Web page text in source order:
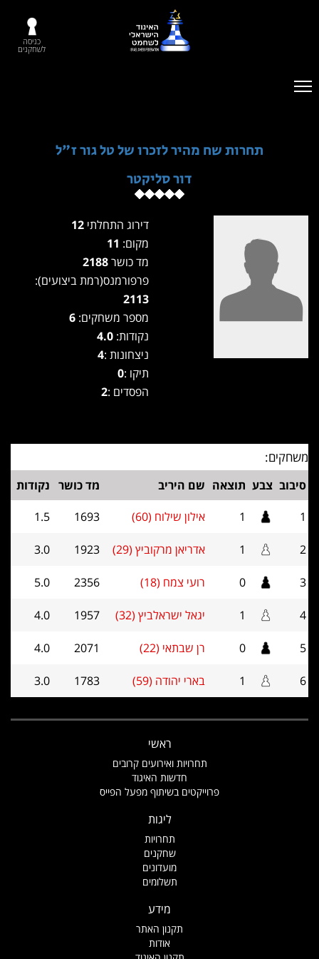
כניסה
לשחקנים
תחרות שח מהיר לזכרו של טל גור ז"ל
דור סליקטר
דירוג התחלתי
מקום:
מד כושר
פרפורמנס(רמת ביצועים):
2113
מספר משחקים:
נקודות: 4.0
ניצחונות :4
תיקו :0
הפסדים :2
משחקים:
סיבוב צבע תוצאה שם היריב מד כושר נקודות
1
1 אילון שילוח (60) 1693
1.5
2
1 אדריאן מרקוביץ (29) 1923
3.0
3
0 רועי צמח (18) 2356
5.0
4
1 יגאל ישראלביץ (32) 1957
4.0
5
0 רן שבתאי (22) 2071
4.0
6
1 בארי יהודה (59) 1783
3.0
ראשי
תחרויות ואירועים קרובים
חדשות האיגוד
פרוייקטים בשיתוף מפעל הפייס
ליגות
תחרויות
שחקנים
מועדונים
תשלומים
מידע
תקנון האתר
אודות